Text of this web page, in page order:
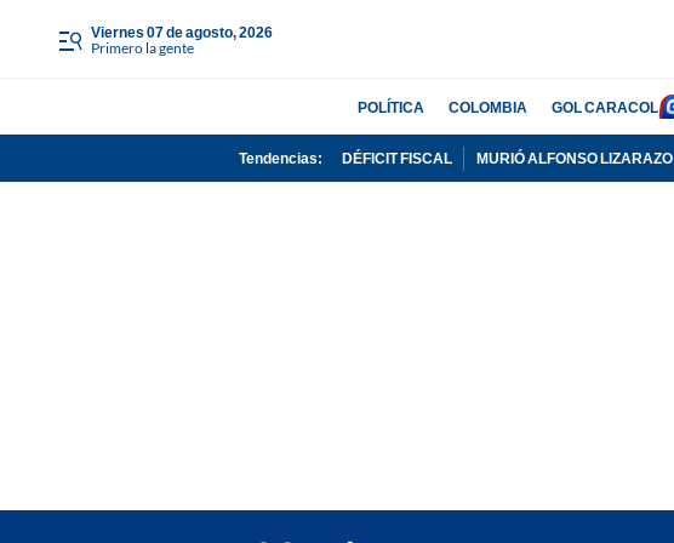
viernes 07 de agosto, 2026
Primero la gente
POLÍTICA COLOMBIA GOL CARACOL
Tendencias: DÉFICIT FISCAL MURIÓ ALFONSO LIZARAZO